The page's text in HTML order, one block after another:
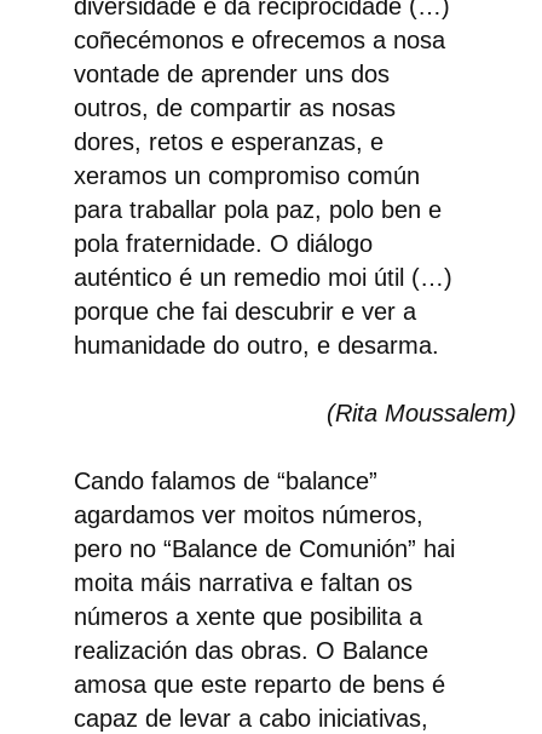
diversidade e da reciprocidade (…)
coñecémonos e ofrecemos a nosa
vontade de aprender uns dos
outros, de compartir as nosas
dores, retos e esperanzas, e
xeramos un compromiso común
para traballar pola paz, polo ben e
pola fraternidade. O diálogo
auténtico é un remedio moi útil (…)
porque che fai descubrir e ver a
humanidade do outro, e desarma.
(Rita Moussalem)
Cando falamos de “balance”
agardamos ver moitos números,
pero no “Balance de Comunión” hai
moita máis narrativa e faltan os
números a xente que posibilita a
realización das obras. O Balance
amosa que este reparto de bens é
capaz de levar a cabo iniciativas,